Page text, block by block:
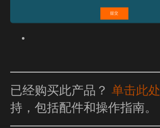
已经购买此产品？ 单击此处
持，包括配件和操作指南。